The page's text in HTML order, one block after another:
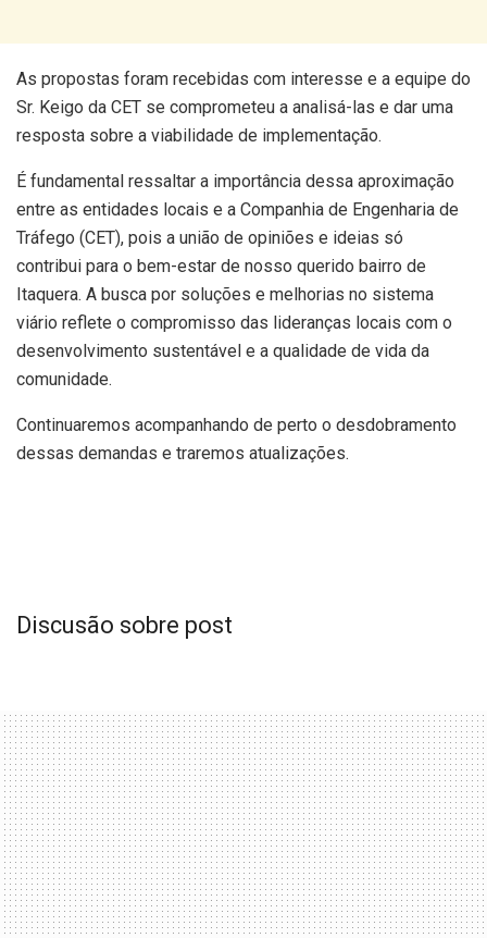
As propostas foram recebidas com interesse e a equipe do
Sr. Keigo da CET se comprometeu a analisá-las e dar uma
resposta sobre a viabilidade de implementação.
É fundamental ressaltar a importância dessa aproximação
entre as entidades locais e a Companhia de Engenharia de
Tráfego (CET), pois a união de opiniões e ideias só
contribui para o bem-estar de nosso querido bairro de
Itaquera. A busca por soluções e melhorias no sistema
viário reflete o compromisso das lideranças locais com o
desenvolvimento sustentável e a qualidade de vida da
comunidade.
Continuaremos acompanhando de perto o desdobramento
dessas demandas e traremos atualizações.
Discusão sobre post